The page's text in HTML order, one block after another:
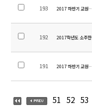
193 2017 하반기 교원
192 2017학년도 소주
191 2017 하반기 교원
51 52 53